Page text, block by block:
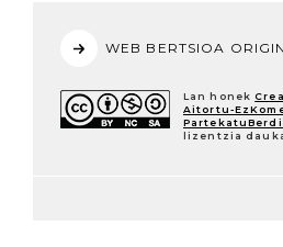
WEB BERTSIOA
Lan honek
Aitortu-
lizentzia